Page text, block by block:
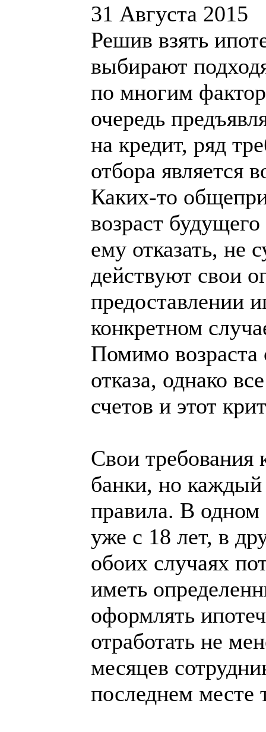
31 Августа 2015
Решив взять
выбирают
по многим
очередь
на кредит, ряд
отбора является
Каких-то
возраст
ему отказать, не
действуют свои
предоставлении
конкретном
Помимо возраста
отказа, однако
счетов и этот
Свои требования
банки, но каждый
правила. В одном
уже с 18 лет, в
обоих случаях
иметь
оформлять
отработать не
месяцев
последнем месте